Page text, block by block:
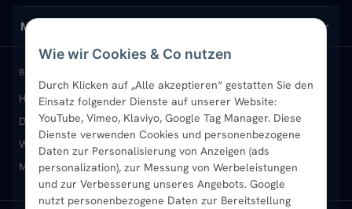
Wie wir Cookies & Co nutzen
Durch Klicken auf „Alle akzeptieren“ gestatten Sie den
Einsatz folgender Dienste auf unserer Website:
YouTube, Vimeo, Klaviyo, Google Tag Manager. Diese
Dienste verwenden Cookies und personenbezogene
Daten zur Personalisierung von Anzeigen (ads
personalization), zur Messung von Werbeleistungen
und zur Verbesserung unseres Angebots. Google
nutzt personenbezogene Daten zur Bereitstellung
Design-Heizkörper
Paneelheizkörper
Vertikal-Heizkörper
Heizkörper-Zubehör
Versand & Lieferung
Rückgabe & Widerruf
Garantie & Gewährleistung
Montageservice vor Ort
Sendung verfolgen
Wir über uns
Standort & Abholung Jüchen
B2B-Kunden
Karriere
Ratgeber
MEIN KONTO
Anmelden / Mein Konto
Merkliste
Newsletter
Aktuelle Angebote
BELIEBTE KATEGORIEN
Heizkörper kaufenBadheizkörperHandtuchheizkörper
Design-HeizkörperPaneelheizkörperVertikal-Heizkörper
Wandheizkörper Wohnraum-Heizkörper Badheizkörper Schwarz
Mischbetrieb-HeizkörperHeizkörper-ZubehörAktuelle Angebote